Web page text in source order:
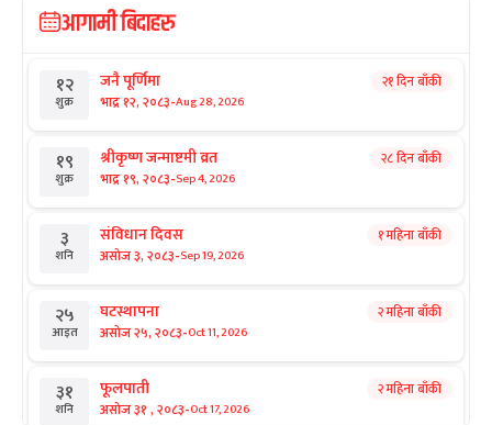
आगामी बिदाहरु
१२
शुक्र
जनै पूर्णिमा
भाद्र १२, २०८३-Aug 28, 2026
२१ दिन बाँकी
१९
शुक्र
श्रीकृष्ण जन्माष्टमी व्रत
भाद्र १९, २०८३-Sep 4, 2026
२८ दिन बाँकी
३
शनि
संविधान दिवस
असोज ३, २०८३-Sep 19, 2026
१ महिना बाँकी
२५
आइत
घटस्थापना
असोज २५, २०८३-Oct 11, 2026
२ महिना बाँकी
३१
शनि
फूलपाती
असोज ३१ , २०८३-Oct 17, 2026
२ महिना बाँकी